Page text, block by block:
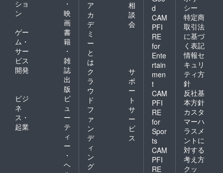
ショ
ン
・
映
画
ゲー
ム・
サー
ビス
開発
書
籍
・
雑
誌
出
版
ビジ
ネ
ス・
起業
ビ
ュ
ー
テ
ィ
ー
・
ヘ
ア
カ
デ
ミ
ー
と
は
相
談
会
ク
ラ
ウ
ド
フ
ァ
ン
デ
ィ
ン
グ
サ
ポ
ー
ト
サ
ー
ビ
ス
d
CAM
PFI
RE
for
Ente
rtain
men
t
CAM
PFI
RE
for
Spor
ts
CAM
PFI
RE
シー
特定商
取引法
に基づ
く表記
情報セ
キュリ
ティ方
針
反社基
本方針
カスタ
マーハ
ラスメ
ントに
対する
考え方
クッ